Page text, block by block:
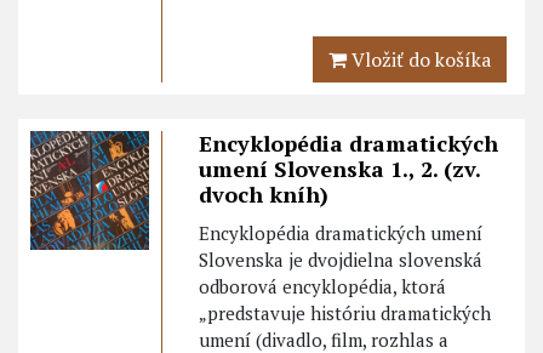
Vložiť do košíka
Encyklopédia dramatických
umení Slovenska 1., 2. (zv.
dvoch kníh)
Encyklopédia dramatických umení
Slovenska je dvojdielna slovenská
odborová encyklopédia, ktorá
„predstavuje históriu dramatických
umení (divadlo, film, rozhlas a